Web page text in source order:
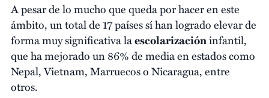
A pesar de lo mucho que queda por hacer en este
ámbito, un total de 17 países sí han logrado elevar de
forma muy significativa laescolarizacióninfantil,
que ha mejorado un 86% de media en estados como
Nepal, Vietnam, Marruecos o Nicaragua, entre
otros.